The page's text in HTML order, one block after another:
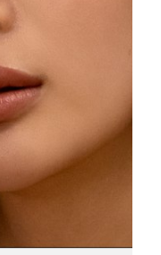
预计送达日期
预计送达日期
预计送达日期 2026/8/12
预计送达日期2026/8/9